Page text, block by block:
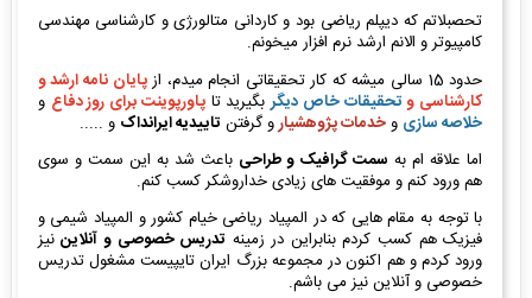
تحصبلاتم که دیپلم ریاضی بود و کاردانی متالورژی و کارشناسی مهندسی
کامپیوتر و الانم ارشد نرم افزار میخونم.
حدود 15 سالی میشه که کار تحقیقاتی انجام میدم، از
پایان نامه ارشد و
کارشناسی وتحقیقات خاص دیگر بگیرید تاپاورپوینت برای روز دفاع و
خلاصه سازی و خدمات پژوهشیارو گرفتن تاییدیه ایرانداک و .....
اما علاقه ام به سمت گرافیک و طراحی باعث شد به این سمت و سوی
هم ورود کنم و موفقیت های زیادی خداروشکر کسب کنم.
با توجه به مقام هایی که در المپیاد ریاضی خیام کشور و المپیاد شیمی و
فیزیک هم کسب کردم بنابراین در زمینه تدریس خصوصی و آنلایننیز
ورود کردم و هم اکنون در مجموعه بزرگ ایران تایپیست مشغول تدریس
خصوصی و آنلاین نیز می باشم.